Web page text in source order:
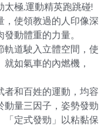
極,運動精英跑跳碰!
，使領教過的人印像深
動體重的力量。
軌道駛入立體空間，使
如氣車的內燃機，
者和百姓的運動，均容
動量三因子，姿勢發勁
「定式發勁」以粘黏保